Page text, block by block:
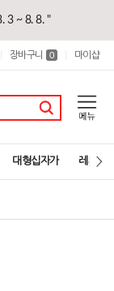
3 ~ 8. 8. "
장바구니 0 마이샵
대형십자가 레지오